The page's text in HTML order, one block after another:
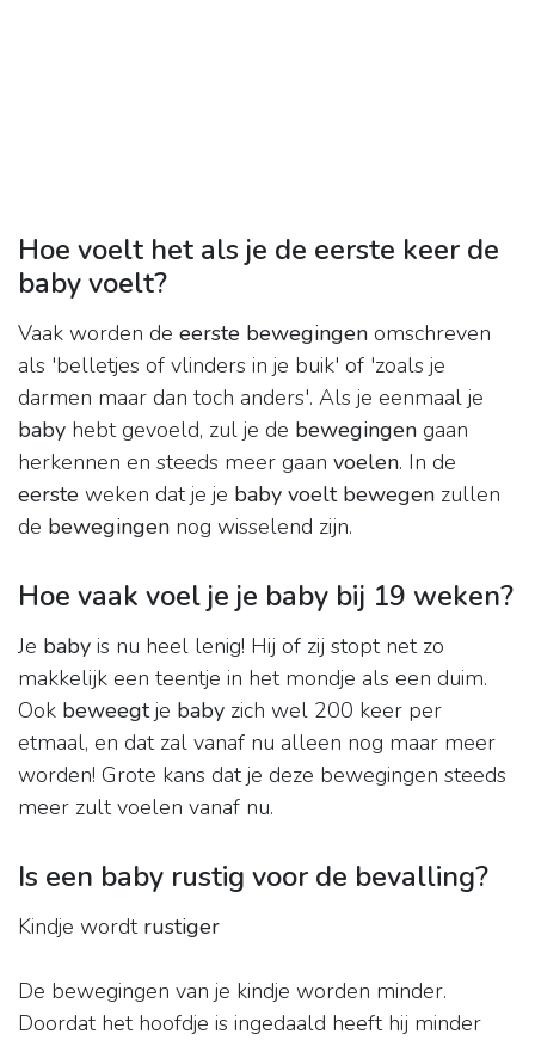
Hoe voelt het als je de eerste keer de
baby voelt?
Vaak worden de eerste bewegingen omschreven
als 'belletjes of vlinders in je buik' of 'zoals je
darmen maar dan toch anders'. Als je eenmaal je
baby hebt gevoeld, zul je de bewegingen gaan
herkennen en steeds meer gaan voelen. In de
eerste weken dat je je baby voelt bewegen zullen
de bewegingen nog wisselend zijn.
Hoe vaak voel je je baby bij 19 weken?
Je baby is nu heel lenig! Hij of zij stopt net zo
makkelijk een teentje in het mondje als een duim.
Ook beweegtje baby zich wel 200 keer per
etmaal, en dat zal vanaf nu alleen nog maar meer
worden! Grote kans dat je deze bewegingen steeds
meer zult voelen vanaf nu.
Is een baby rustig voor de bevalling?
Kindje wordt rustiger
De bewegingen van je kindje worden minder.
Doordat het hoofdje is ingedaald heeft hij minder